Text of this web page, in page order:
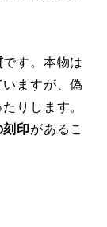
です。本物は
ますが、偽
りします。
刻印があるこ